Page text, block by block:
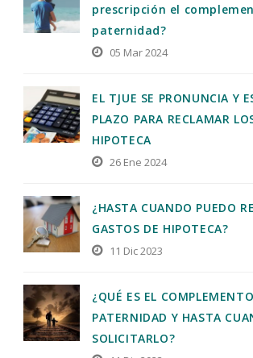
prescripción el
paternidad?
05 Mar 2024
EL TJUE SE PRONUNCIA Y
PLAZO PARA RECLAMAR
HIPOTECA
26 Ene 2024
¿HASTA CUANDO PUEDO
GASTOS DE HIPOTECA?
11 Dic 2023
¿QUÉ ES EL
PATERNIDAD Y HASTA
SOLICITARLO?